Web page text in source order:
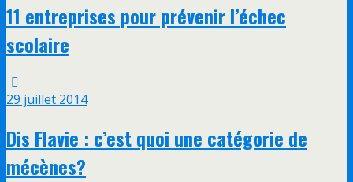
11 entreprises pour prévenir l’échec
scolaire
29 juillet 2014
Dis Flavie : c’est quoi une catégorie de
mécènes?